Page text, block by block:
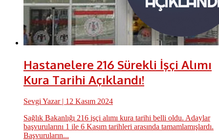
Hastanelere 216 Sürekli İşçi Alımı
Kura Tarihi Açıklandı!
Sevgi Yazar| 12 Kasım 2024
Sağlık Bakanlığı 216 işçi alımı kura tarihi belli oldu. Adaylar
başvurularını 1 ile 6 Kasım tarihleri arasında tamamlamışlardı.
Başvuruların...